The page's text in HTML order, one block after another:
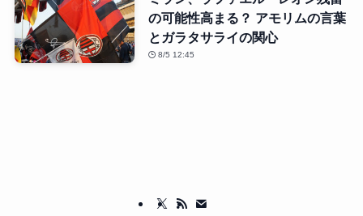
の可能性高まる？ アモリムの言葉
とガラタサライの関心
8/5 12:45